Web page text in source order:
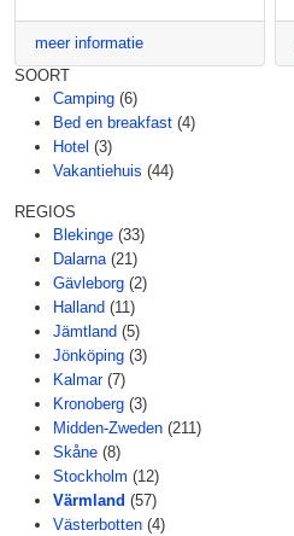
meer informatie
SOORT
Camping (6)
Bed en breakfast (4)
Hotel (3)
Vakantiehuis (44)
REGIOS
Blekinge (33)
Dalarna (21)
Gävleborg (2)
Halland (11)
Jämtland (5)
Jönköping (3)
Kalmar (7)
Kronoberg (3)
Midden-Zweden (211)
Skåne (8)
Stockholm (12)
Värmland (57)
Västerbotten (4)